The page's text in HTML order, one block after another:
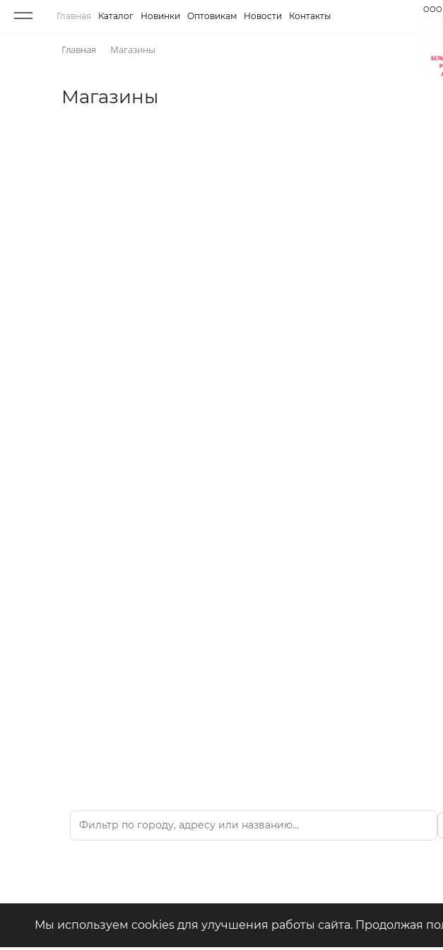
Главная Каталог Новинки Оптовикам Новости Контакты
ООО
Главная Магазины
Магазины
+7 (4942) 39-18-18
— Отдел продаж
Где купить в магазинах
Мы используем cookies для улучшения работы сайта. Продолжая